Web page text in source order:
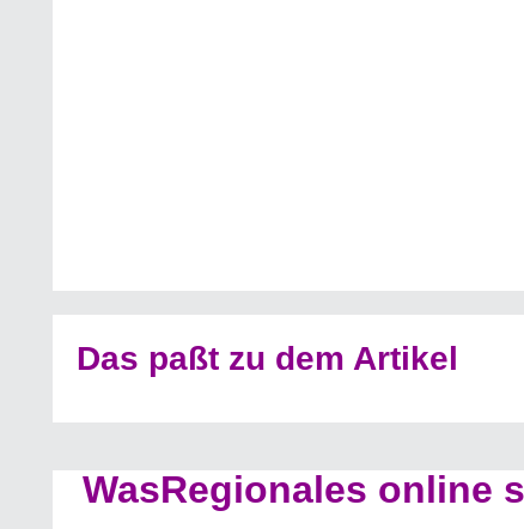
Das paßt zu dem Artikel
WasRegionales online